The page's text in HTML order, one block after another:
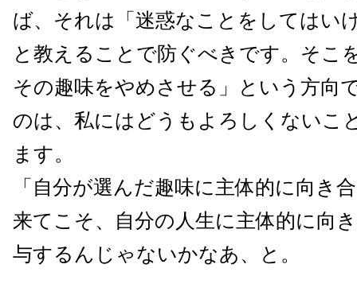
ば、それは「迷惑なことをしてはい
と教えることで防ぐべきです。そこ
その趣味をやめさせる」という方向
のは、私にはどうもよろしくないこ
ます。
「自分が選んだ趣味に主体的に向き
来てこそ、自分の人生に主体的に向
与するんじゃないかなあ、と。